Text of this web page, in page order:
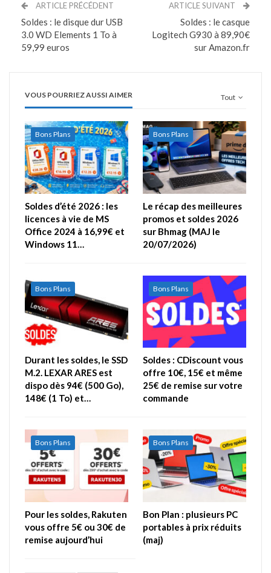
ARTICLE PRÉCÉDENT
Soldes : le disque dur USB
3.0 WD Elements 1 To à
59,99 euros
ARTICLE SUIVANT
Soldes : le casque
Logitech G930 à 89,90€
sur Amazon.fr
Tout
VOUS POURRIEZ AUSSI AIMER
Bons Plans
Soldes d’été 2026 : les
licences à vie de MS
Office 2024 à 16,99€ et
Windows 11…
Bons Plans
Le récap des meilleures
promos et soldes 2026
sur Bhmag (MAJ le
20/07/2026)
Bons Plans
Durant les soldes, le SSD
M.2. LEXAR ARES est
dispo dès 94€ (500 Go),
148€ (1 To) et…
Bons Plans
Soldes : CDiscount vous
offre 10€, 15€ et même
25€ de remise sur votre
commande
Bons Plans
Pour les soldes, Rakuten
vous offre 5€ ou 30€ de
remise aujourd’hui
Bons Plans
Bon Plan : plusieurs PC
portables à prix réduits
(maj)